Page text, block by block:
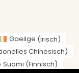
Gaeilge (Irisch)
Chinesisch)
Suomi (Finnisch)